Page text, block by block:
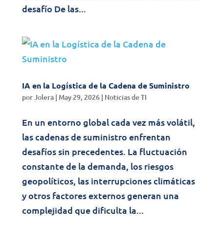
desafío De las...
IA en la Logística de la Cadena de Suministro
porJolera| May 29, 2026| Noticias de TI
En un entorno global cada vez más volátil,
las cadenas de suministro enfrentan
desafíos sin precedentes. La fluctuación
constante de la demanda, los riesgos
geopolíticos, las interrupciones climáticas
y otros factores externos generan una
complejidad que dificulta la...